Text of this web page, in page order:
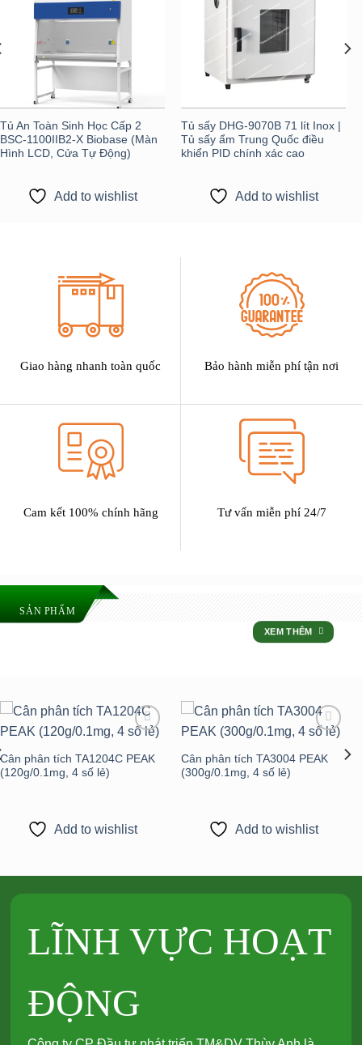
Tủ An Toàn Sinh Học Cấp 2
BSC-1100IIB2-X Biobase (Màn
Hình LCD, Cửa Tự Động)
Add to wishlist
Tủ sấy DHG-9070B 71 lít Inox |
Tủ sấy ẩm Trung Quốc điều
khiển PID chính xác cao
Add to wishlist
Giao hàng nhanh toàn quốc Bảo hành miễn phí tận nơi
Cam kết 100% chính hãng Tư vấn miễn phí 24/7
SẢN PHẨM
XEM THÊM
wishlist
Cân phân tích TA1204C PEAK
(120g/0.1mg, 4 số lẻ)
Add to wishlist
wishlist
Cân phân tích TA3004 PEAK
(300g/0.1mg, 4 số lẻ)
Add to wishlist
LĨNH VỰC HOẠT
ĐỘNG